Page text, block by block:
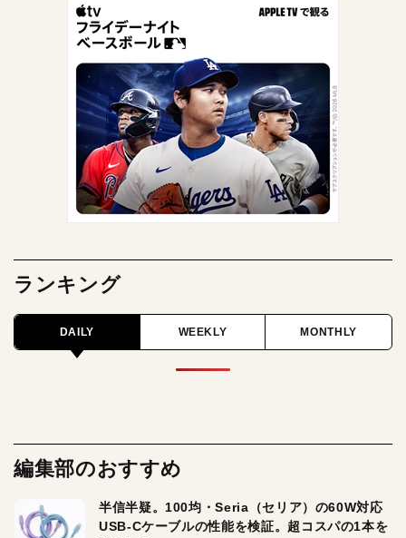
ランキング
DAILY WEEKLY MONTHLY
編集部のおすすめ
半信半疑。100均・Seria（セリア）の60W対応
USB-Cケーブルの性能を検証。超コスパの1本を